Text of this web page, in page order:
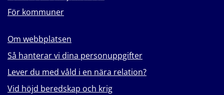
För kommuner
Om webbplatsen
Så hanterar vi dina personuppgifter
Lever du med våld i en nära relation?
Vid höjd beredskap och krig